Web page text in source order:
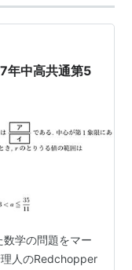
年中高共通第5
学の問題をマー
人のRedchopper